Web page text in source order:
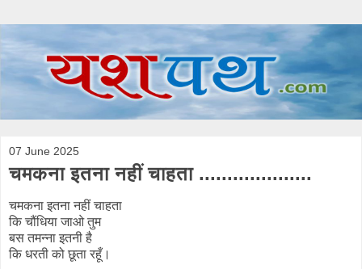
07 June 2025
चमकना इतना नहीं चाहता ....................
चमकना इतना नहीं चाहता
कि चौंधिया जाओ तुम
बस तमन्ना इतनी है
कि धरती को छूता रहूँ।